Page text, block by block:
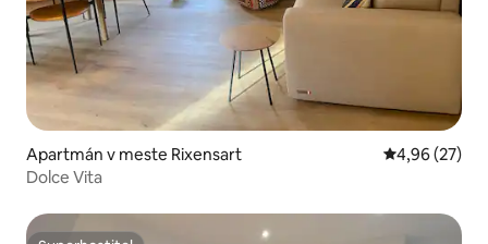
Apartmán v meste Rixensart Priemerné
4,96 (27)
Dolce Vita